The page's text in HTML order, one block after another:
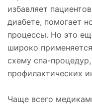
избавляет
диабете, помогает
процессы. Но это
широко
схему спа-
профилактических
Чаще всего